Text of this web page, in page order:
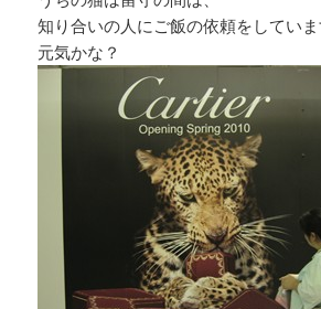
知り合いの人にご飯の依頼をしていま
元気かな？